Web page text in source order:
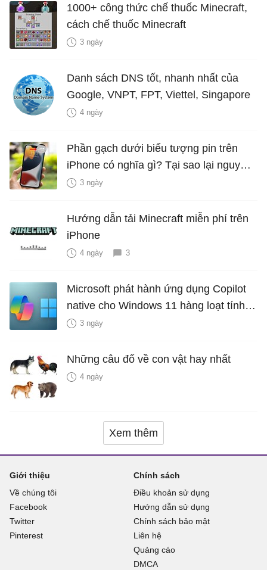
1000+ công thức chế thuốc Minecraft,
cách chế thuốc Minecraft
3 ngày
Danh sách DNS tốt, nhanh nhất của
Google, VNPT, FPT, Viettel, Singapore
4 ngày
Phần gạch dưới biểu tượng pin trên
iPhone có nghĩa gì? Tại sao lại nguy
hiểm?
3 ngày
Hướng dẫn tải Minecraft miễn phí trên
iPhone
4 ngày 3
Microsoft phát hành ứng dụng Copilot
native cho Windows 11 hàng loạt tính
năng mới Hữu Ích
3 ngày
Những câu đố về con vật hay nhất
4 ngày
Xem thêm
Giới thiệu
Về chúng tôi
Facebook
Twitter
Pinterest
Chính sách
Điều khoản sử dụng
Hướng dẫn sử dụng
Chính sách bảo mật
Liên hệ
Quảng cáo
DMCA